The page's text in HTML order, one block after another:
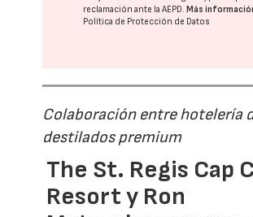
reclamación ante laAEPD. Más
Política de Protección de Datos
Colaboración entre hotelería
destilados premium
The St. Regis Cap
Resort y Ron